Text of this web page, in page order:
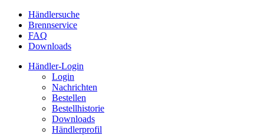
Händlersuche
Brennservice
FAQ
Downloads
Händler-Login
Login
Nachrichten
Bestellen
Bestellhistorie
Downloads
Händlerprofil